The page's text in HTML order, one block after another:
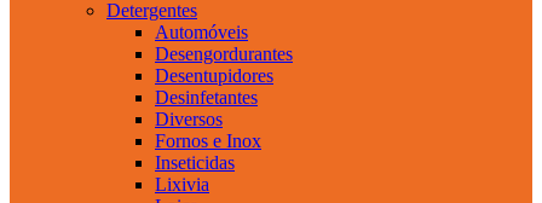
Detergentes
Automóveis
Desengordurantes
Desentupidores
Desinfetantes
Diversos
Fornos e Inox
Inseticidas
Lixivia